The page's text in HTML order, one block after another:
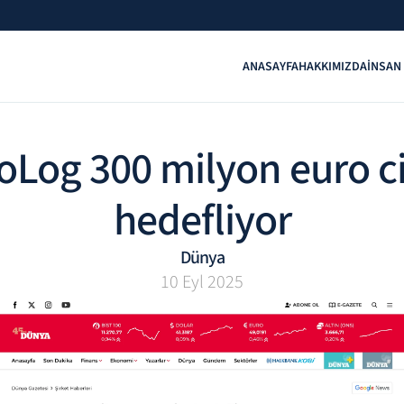
300 milyon euro
hedefliyor
Dünya
10 Eyl 2025
ANASAYFAHAKKIMIZDA